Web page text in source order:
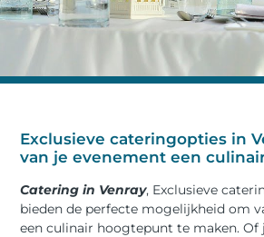
Exclusieve cateringopties in
van je evenement een
Catering in Venray, Exclusieve
bieden de perfecte mogelijkheid om
een culinair hoogtepunt te maken. Of